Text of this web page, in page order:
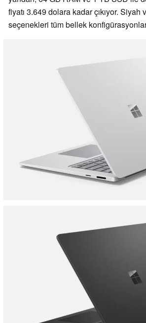
fiyatı 3.649 dolara kadar çıkıyor. Siyah
seçenekleri tüm bellek